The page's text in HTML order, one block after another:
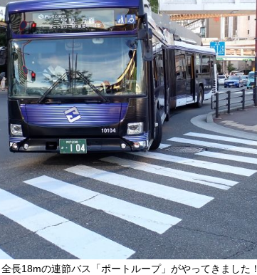
長18mの連節バス「ポートループ」がやってきました！